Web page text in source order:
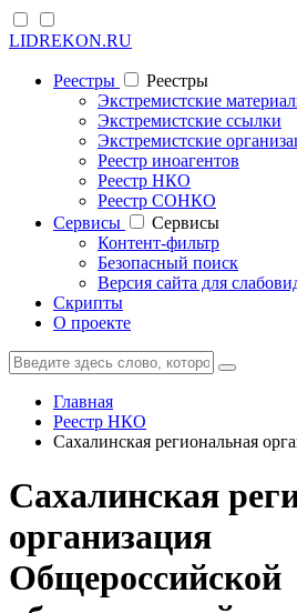
LIDREKON.RU
Реестры
Реестры
Экстремистские
Экстремистские ссылки
Экстремистские
Реестр иноагентов
Реестр НКО
Реестр СОНКО
Cервисы
Cервисы
Контент-фильтр
Безопасный поиск
Версия сайта для
Скрипты
О проекте
Главная
Реестр НКО
Сахалинская региональная
Сахалинская
организация
Общероссийской